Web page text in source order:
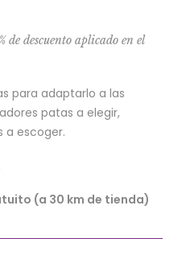
de descuento aplicado en el
para adaptarlo a las
patas a elegir,
a escoger.
(a 30 km de tienda)